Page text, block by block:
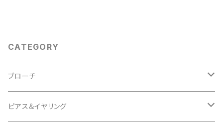
CATEGORY
ブローチ
Animal
ピアス＆イヤリング